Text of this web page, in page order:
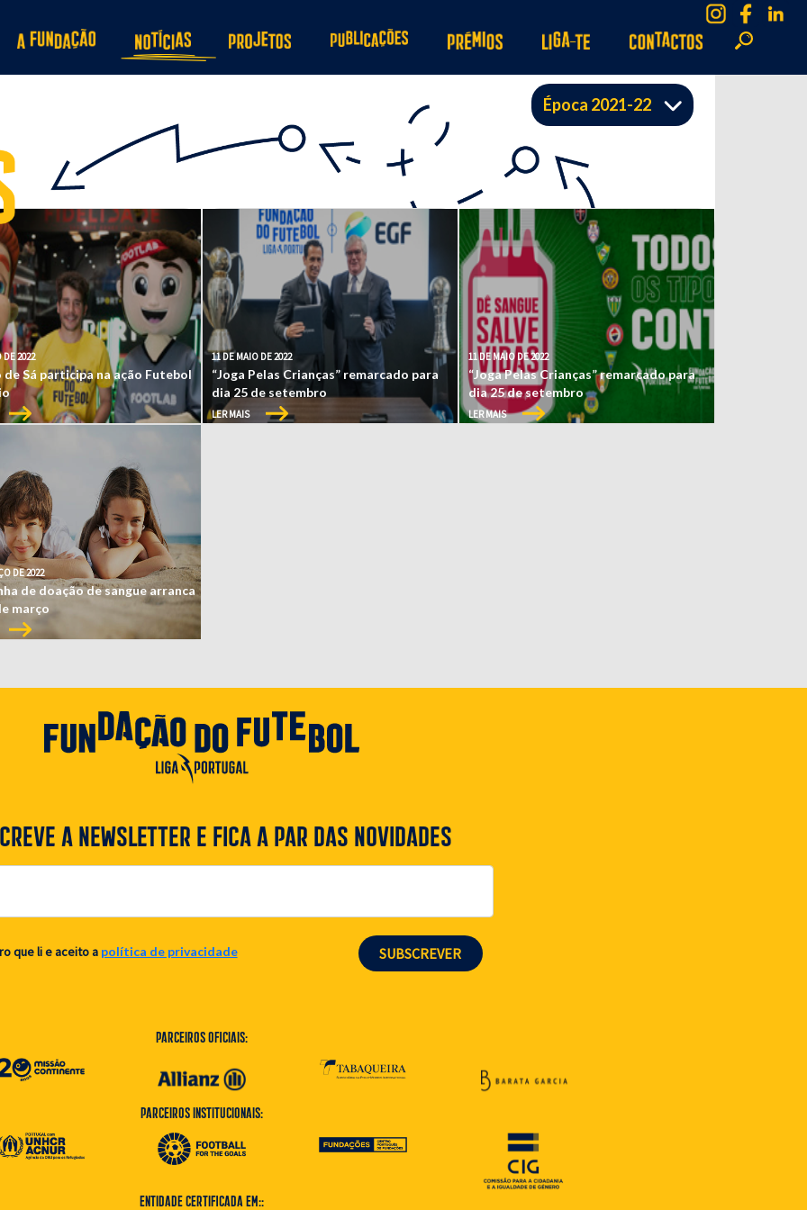
Época 2021-22
DE 2022
de Sá participa na ação Futebol
11 DE MAIO DE 2022
“Joga Pelas Crianças” remarcado para
dia 25 de setembro
LER MAIS
11 DE MAIO DE 2022
“Joga Pelas Crianças” remarcado para
dia 25 de setembro
LER MAIS
DE 2022
de doação de sangue arranca
março
A NEWSLETTER E FICA A PAR DAS NOVIDADES
que li e aceito a política de privacidade SUBSCREVER
Parceiros Oficiais:
Parceiros Institucionais:
Entidade Certificada em::